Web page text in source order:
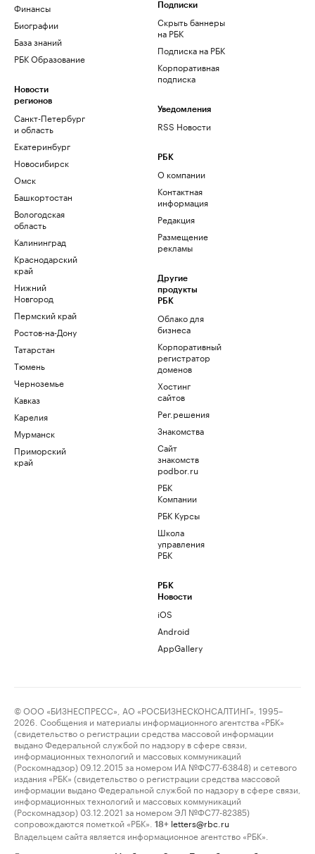
Финансы
Биографии
База знаний
РБК Образование
Новости
регионов
Санкт-Петербург
и область
Екатеринбург
Новосибирск
Омск
Башкортостан
Вологодская
область
Калининград
Краснодарский
край
Нижний
Новгород
Пермский край
Ростов-на-Дону
Татарстан
Тюмень
Черноземье
Кавказ
Карелия
Мурманск
Приморский
край
Подписки
Скрыть баннеры
на РБК
Подписка на РБК
Корпоративная
подписка
Уведомления
RSS Новости
РБК
О компании
Контактная
информация
Редакция
Размещение
рекламы
Другие
продукты
РБК
Облако для
бизнеса
Корпоративный
регистратор
доменов
Хостинг
сайтов
Рег.решения
Знакомства
Сайт
знакомств
podbor.ru
РБК
Компании
РБК Курсы
Школа
управления
РБК
РБК
Новости
iOS
Android
AppGallery
© ООО «БИЗНЕСПРЕСС», АО «РОСБИЗНЕСКОНСАЛТИНГ», 1995–
2026. Сообщения и материалы информационного агентства «РБК»
(свидетельство о регистрации средства массовой информации
выдано Федеральной службой по надзору в сфере связи,
информационных технологий и массовых коммуникаций
(Роскомнадзор) 09.12.2015 за номером ИА №ФС77-63848) и сетевого
издания «РБК» (свидетельство о регистрации средства массовой
информации выдано Федеральной службой по надзору в сфере связи,
информационных технологий и массовых коммуникаций
(Роскомнадзор) 03.12.2021 за номером ЭЛ №ФС77-82385)
сопровождаются пометкой «РБК».
18+ letters@rbc.ru
Владельцем сайта является информационное агентство «РБК».